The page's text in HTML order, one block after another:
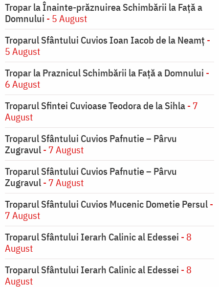
Tropar la Înainte-prăznuirea Schimbării la Faţă a
Domnului - 5 August
Troparul Sfântului Cuvios Ioan Iacob de la Neamț -
5 August
Tropar la Praznicul Schimbării la Faţă a Domnului -
6 August
Troparul Sfintei Cuvioase Teodora de la Sihla- 7
August
Troparul Sfântului Cuvios Pafnutie – Pârvu
Zugravul- 7 August
Troparul Sfântului Cuvios Pafnutie – Pârvu
Zugravul- 7 August
Troparul Sfântului Cuvios Mucenic Dometie Persul-
7 August
Troparul Sfântului Ierarh Calinic al Edessei - 8
August
Troparul Sfântului Ierarh Calinic al Edessei - 8
August